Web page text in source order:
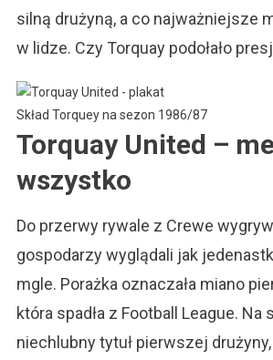
silną drużyną, a co najważniejsze
w lidze. Czy Torquay podołało
Skład Torquey na sezon 1986/87
Torquay United –
wszystko
Do przerwy rywale z Crewe
gospodarzy wyglądali jak
mgle. Porażka oznaczała miano
która spadła z Football League. Na
niechlubny tytuł pierwszej drużyny,